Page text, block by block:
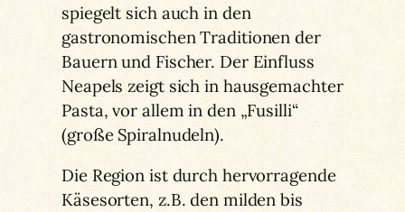
spiegelt sich auch in den
gastronomischen Traditionen der
Bauern und Fischer. Der Einfluss
Neapels zeigt sich in hausgemachter
Pasta, vor allem in den „Fusilli“
(große Spiralnudeln).
Die Region ist durch hervorragende
Käsesorten, z.B. den milden bis